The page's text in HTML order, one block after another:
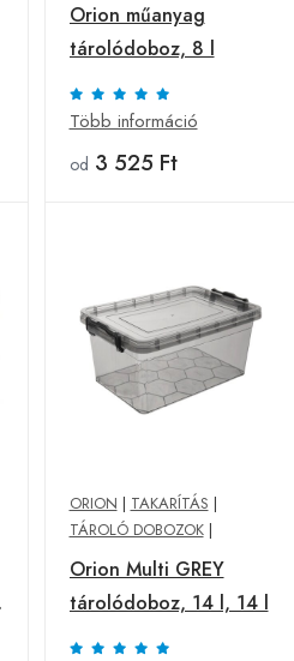
Orion műanyag
tárolódoboz, 8 l
Több információ
od 3 525 Ft
ORION | TAKARÍTÁS |
TÁROLÓ DOBOZOK|
Orion Multi GREY
tárolódoboz, 14 l, 14 l